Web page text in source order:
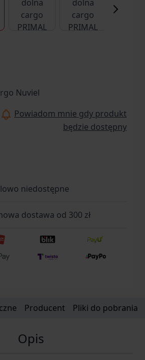
Nuviel
Powiadom mnie gdy produkt
będzie dostępny
niedostępne
dostawa od 300 zł
Producent Pliki do pobrania
Opis